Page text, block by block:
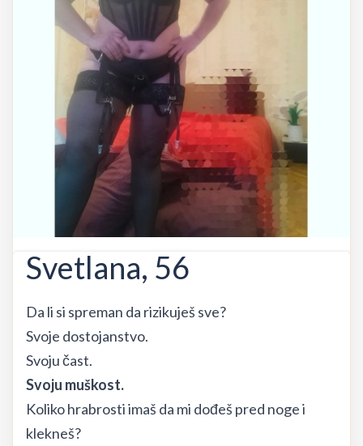
Svetlana, 56
Da li si spreman da rizikuješ sve?
Svoje dostojanstvo.
Svoju čast.
Svoju muškost.
Koliko hrabrosti imaš da mi dođeš pred noge i
klekneš?